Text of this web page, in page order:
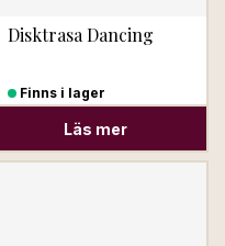
Disktrasa Dancing
Finns i lager
Läs mer